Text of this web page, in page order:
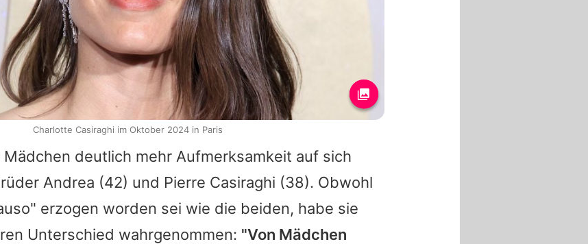
Mädchen deutlich mehr Aufmerksamkeit auf sich
Andrea (42) und Pierre Casiraghi (38). Obwohl
erzogen worden sei wie die beiden, habe sie
Unterschied wahrgenommen: "Von Mädchen
Charlotte Casiraghi im Oktober 2024 in Paris